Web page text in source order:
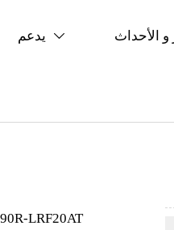
يدعم 
LRF20AT